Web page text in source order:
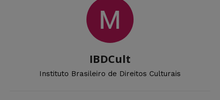
IBDCult
Instituto Brasileiro de Direitos Culturais